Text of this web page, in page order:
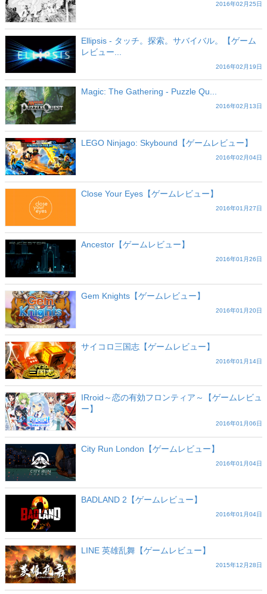
2016年02月25日
Ellipsis - タッチ。探索。サバイバル。【ゲーム
レビュー...
2016年02月19日
Magic: The Gathering - Puzzle Qu...
2016年02月13日
LEGO Ninjago: Skybound【ゲームレビュー】
2016年02月04日
Close Your Eyes【ゲームレビュー】
2016年01月27日
Ancestor【ゲームレビュー】
2016年01月26日
Gem Knights【ゲームレビュー】
2016年01月20日
サイコロ三国志【ゲームレビュー】
2016年01月14日
IRroid～恋の有効フロンティア～【ゲームレビュ
ー】
2016年01月06日
City Run London【ゲームレビュー】
2016年01月04日
BADLAND 2【ゲームレビュー】
2016年01月04日
LINE 英雄乱舞【ゲームレビュー】
2015年12月28日